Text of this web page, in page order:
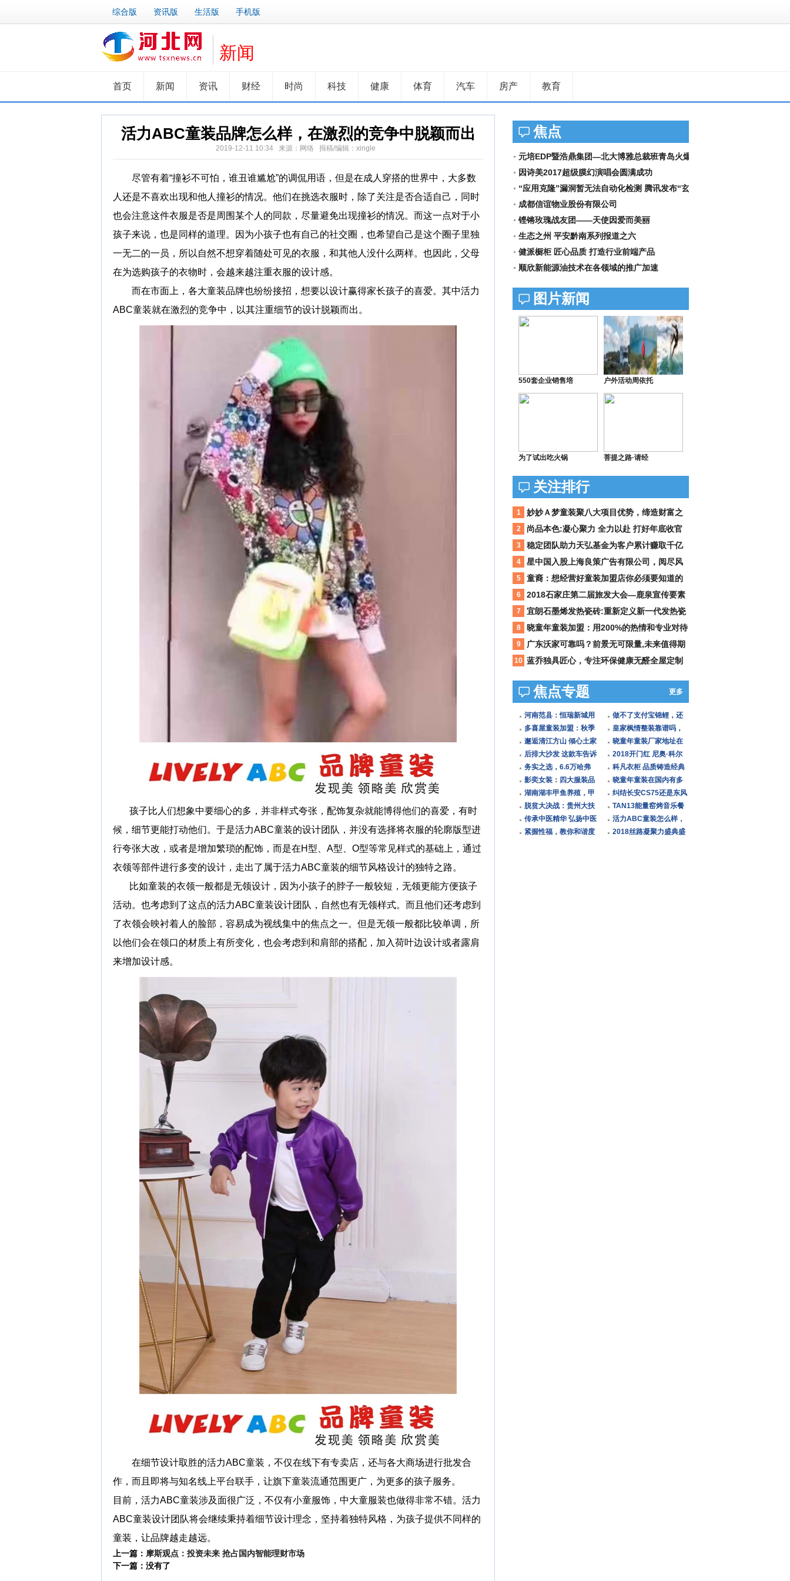
综合版 资讯版 生活版 手机版
新闻
首页 新闻 资讯 财经 时尚 科技 健康 体育 汽车 房产 教育
活力ABC童装品牌怎么样，在激烈的竞争中脱颖而出
2019-12-11 10:34 来源：网络 揖稿/编辑：xingle
尽管有着“撞衫不可怕，谁丑谁尴尬”的调侃用语，但是在成人穿搭的世界中，大多数
人还是不喜欢出现和他人撞衫的情况。他们在挑选衣服时，除了关注是否合适自己，同时
也会注意这件衣服是否是周围某个人的同款，尽量避免出现撞衫的情况。而这一点对于小
孩子来说，也是同样的道理。因为小孩子也有自己的社交圈，也希望自己是这个圈子里独
一无二的一员，所以自然不想穿着随处可见的衣服，和其他人没什么两样。也因此，父母
在为选购孩子的衣物时，会越来越注重衣服的设计感。
而在市面上，各大童装品牌也纷纷接招，想要以设计赢得家长孩子的喜爱。其中活力
ABC童装就在激烈的竞争中，以其注重细节的设计脱颖而出。
孩子比人们想象中要细心的多，并非样式夸张，配饰复杂就能博得他们的喜爱，有时
候，细节更能打动他们。于是活力ABC童装的设计团队，并没有选择将衣服的轮廓版型进
行夸张大改，或者是增加繁琐的配饰，而是在H型、A型、O型等常见样式的基础上，通过
衣领等部件进行多变的设计，走出了属于活力ABC童装的细节风格设计的独特之路。
比如童装的衣领一般都是无领设计，因为小孩子的脖子一般较短，无领更能方便孩子
活动。也考虑到了这点的活力ABC童装设计团队，自然也有无领样式。而且他们还考虑到
了衣领会映衬着人的脸部，容易成为视线集中的焦点之一。但是无领一般都比较单调，所
以他们会在领口的材质上有所变化，也会考虑到和肩部的搭配，加入荷叶边设计或者露肩
来增加设计感。
在细节设计取胜的活力ABC童装，不仅在线下有专卖店，还与各大商场进行批发合
作，而且即将与知名线上平台联手，让旗下童装流通范围更广，为更多的孩子服务。
目前，活力ABC童装涉及面很广泛，不仅有小童服饰，中大童服装也做得非常不错。活力
ABC童装设计团队将会继续秉持着细节设计理念，坚持着独特风格，为孩子提供不同样的
童装，让品牌越走越远。
上一篇： 摩斯观点：投资未来 抢占国内智能理财市场
下一篇：没有了
焦点
元培EDP暨浩鼎集团—北大博雅总裁班青岛火爆
开课
因诗美2017超级膜幻演唱会圆满成功
“应用克隆”漏洞暂无法自动化检测 腾讯发布“玄
成都信谊物业股份有限公司
铿锵玫瑰战友团——天使因爱而美丽
生态之州 平安黔南系列报道之六
健派橱柜 匠心品质 打造行业前端产品
顺欣新能源油技术在各领域的推广加速
图片新闻
550套企业销售培 户外活动周依托
为了试出吃火锅 菩提之路·请经
关注排行
1
妙妙Ａ梦童装聚八大项目优势，缔造财富之
谜
2
尚品本色:凝心聚力 全力以赴 打好年底收官
之战
3
稳定团队助力天弘基金为客户累计赚取千亿
回报
4
星中国入股上海良策广告有限公司，阅尽风
云，再
5
童裔：想经营好童装加盟店你必须要知道的
事
6
2018石家庄第二届旅发大会—鹿泉宣传要素
征集公
7
宜朗石墨烯发热瓷砖:重新定义新一代发热瓷
砖
8
晓童年童装加盟：用200%的热情和专业对待
童装事
9
广东沃家可靠吗？前景无可限量,未来值得期
待!
10 蓝乔独具匠心，专注环保健康无醛全屋定制
焦点专题 更多
河南范县：恒瑞新城用
蓝图、以品质赢得了最
高认
做不了支付宝锦鲤，还
可以做东方整形的“南宁
最
多喜屋童装加盟：秋季
新品时尚与质感并存
皇家枫情整装靠谱吗，
集成墙板让家居变得与
众不
邂逅清江方山 倾心土家
红楼
晓童年童装厂家地址在
哪，让孩子一秒变潮流
达人
后排大沙发 这款车告诉
你什么是家用MPV真正
的人
2018开门红 尼奥·科尔
曼全屋定制强势入驻“两
市
务实之选，6.6万哈弗
M6“有里有面儿”
科凡衣柜 品质铸造经典
全屋家具定制领航者
影奕女装：四大服装品
牌店经营利器 让开店变
得轻
晓童年童装在国内有多
少店，打开童装行业新
局面
湖南湖丰甲鱼养殖，甲
鱼如何繁殖？这些要点
你要
纠结长安CS75还是东风
风神新AX7？求务实还
是后者
脱贫大决战：贵州大扶
贫系列报道之二十八
TAN13能量窑烤音乐餐
吧|音乐派对狂嗨等你
来！
传承中医精华 弘扬中医
文化 ——中医百会 张会
活力ABC童装怎么样，
创造更多的财富，提升
紧握性福，教你和谐度
2018丝路凝聚力盛典盛